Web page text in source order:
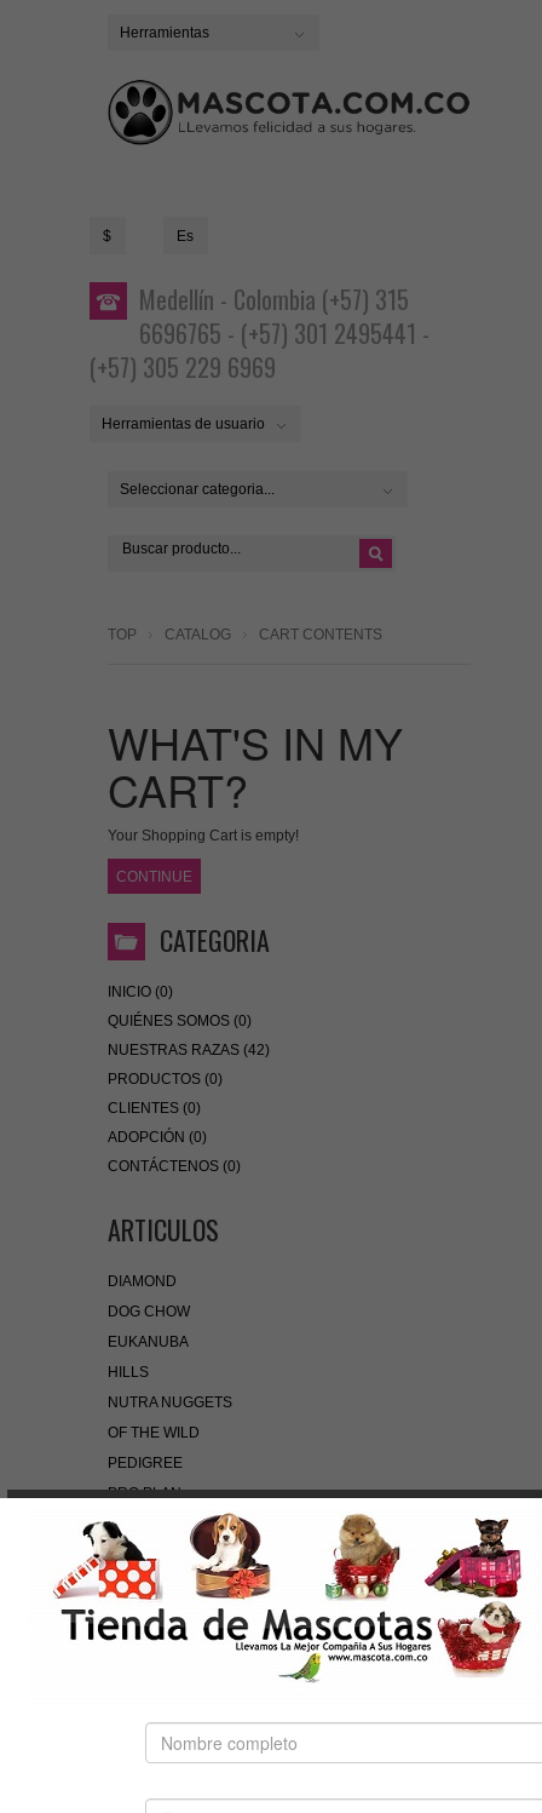
Herramientas
$ Es
Medellín - Colombia (+57) 315
6696765 - (+57) 301 2495441 -
(+57) 305 229 6969
Herramientas de usuario
Seleccionar categoria...
TOP CATALOG CART CONTENTS
WHAT'S IN MY
CART?
Your Shopping Cart is empty!
CONTINUE
CATEGORIA
INICIO (0)
QUIÉNES SOMOS (0)
NUESTRAS RAZAS (42)
PRODUCTOS (0)
CLIENTES (0)
ADOPCIÓN (0)
CONTÁCTENOS (0)
ARTICULOS
DIAMOND
DOG CHOW
EUKANUBA
HILLS
NUTRA NUGGETS
OF THE WILD
PEDIGREE
PRO PLAN
ROYAL CANIN
BÚSQUEDA RÁPIDA
Use palabras clave para encontrar el producto que
busca.
SUGERIDO